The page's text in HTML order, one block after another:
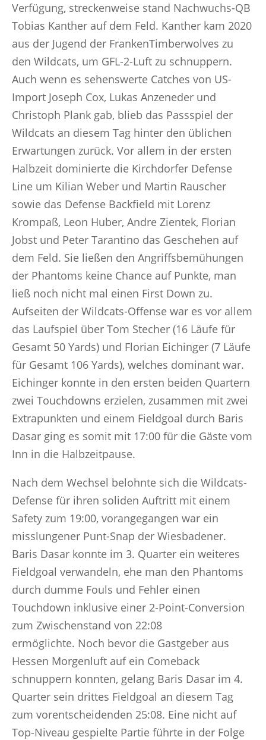
Verfügung, streckenweise stand Nachwuchs-QB
Tobias Kanther auf dem Feld. Kanther kam 2020
aus der Jugend der FrankenTimberwolves zu
den Wildcats, um GFL-2-Luft zu schnuppern.
Auch wenn es sehenswerte Catches von US-
Import Joseph Cox, Lukas Anzeneder und
Christoph Plank gab, blieb das Passspiel der
Wildcats an diesem Tag hinter den üblichen
Erwartungen zurück. Vor allem in der ersten
Halbzeit dominierte die Kirchdorfer Defense
Line um Kilian Weber und Martin Rauscher
sowie das Defense Backfield mit Lorenz
Krompaß, Leon Huber, Andre Zientek, Florian
Jobst und Peter Tarantino das Geschehen auf
dem Feld. Sie ließen den Angriffsbemühungen
der Phantoms keine Chance auf Punkte, man
ließ noch nicht mal einen First Down zu.
Aufseiten der Wildcats-Offense war es vor allem
das Laufspiel über Tom Stecher (16 Läufe für
Gesamt 50 Yards) und Florian Eichinger (7 Läufe
für Gesamt 106 Yards), welches dominant war.
Eichinger konnte in den ersten beiden Quartern
zwei Touchdowns erzielen, zusammen mit zwei
Extrapunkten und einem Fieldgoal durch Baris
Dasar ging es somit mit 17:00 für die Gäste vom
Inn in die Halbzeitpause.
Nach dem Wechsel belohnte sich die Wildcats-
Defense für ihren soliden Auftritt mit einem
Safety zum 19:00, vorangegangen war ein
misslungener Punt-Snap der Wiesbadener.
Baris Dasar konnte im 3. Quarter ein weiteres
Fieldgoal verwandeln, ehe man den Phantoms
durch dumme Fouls und Fehler einen
Touchdown inklusive einer 2-Point-Conversion
zum Zwischenstand von 22:08
ermöglichte. Noch bevor die Gastgeber aus
Hessen Morgenluft auf ein Comeback
schnuppern konnten, gelang Baris Dasar im 4.
Quarter sein drittes Fieldgoal an diesem Tag
zum vorentscheidenden 25:08. Eine nicht auf
Top-Niveau gespielte Partie führte in der Folge